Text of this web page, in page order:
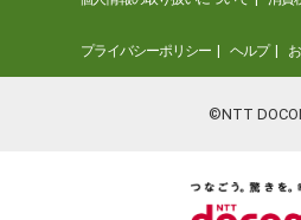
プライバシーポリシー ヘルプ
©NTT